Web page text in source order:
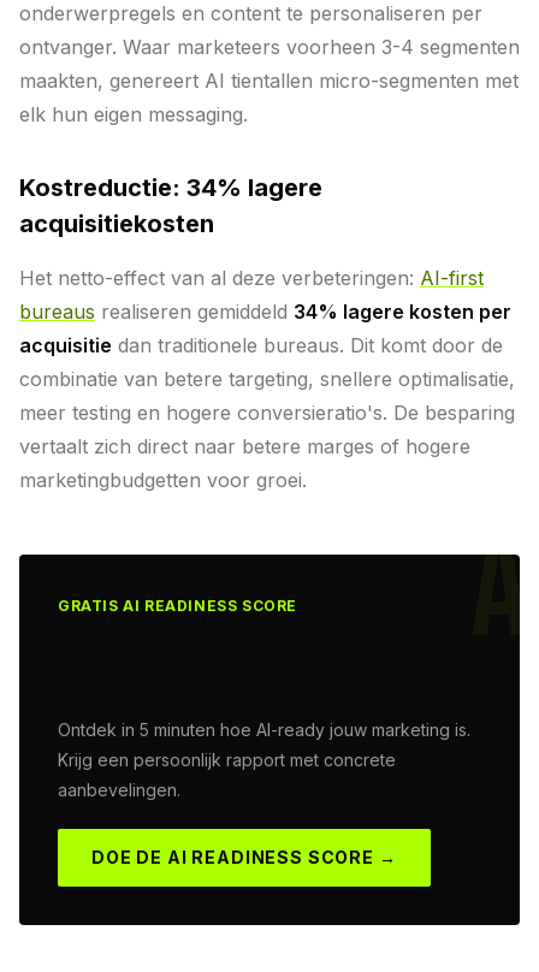
onderwerpregels en content te personaliseren per
ontvanger. Waar marketeers voorheen 3-4 segmenten
maakten, genereert AI tientallen micro-segmenten met
elk hun eigen messaging.
Kostreductie: 34% lagere
acquisitiekosten
Het netto-effect van al deze verbeteringen: AI-first
bureaus realiseren gemiddeld 34% lagere kosten per
acquisitie dan traditionele bureaus. Dit komt door de
combinatie van betere targeting, snellere optimalisatie,
meer testing en hogere conversieratio's. De besparing
vertaalt zich direct naar betere marges of hogere
marketingbudgetten voor groei.
GRATIS AI READINESS SCORE
Ontdek in 5 minuten hoe AI-ready jouw marketing is.
Krijg een persoonlijk rapport met concrete
aanbevelingen.
DOE DE AI READINESS SCORE →